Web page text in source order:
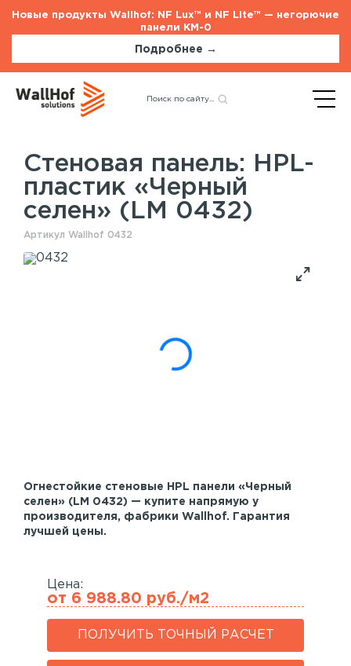
Новые продукты Wallhof: NF Lux™ и NF Lite™ — негорючие
панели КМ-0
Подробнее →
Стеновые панели
Шпонированные панели
Акустические панели
Панели с полимерным покрытием
Шпонированные панели
Услуги
Монтаж акустических панелей
Назад
Стеновые панели
Стеновая панель: HPL-
пластик «Черный
селен» (LM 0432)
Артикул Wallhof 0432
Огнестойкие стеновые HPL панели «Черный
селен» (LM 0432) — купите напрямую у
производителя, фабрики Wallhof. Гарантия
лучшей цены.
Цена:
от 6 988.80 руб./м2
ПОЛУЧИТЬ ТОЧНЫЙ РАСЧЕТ